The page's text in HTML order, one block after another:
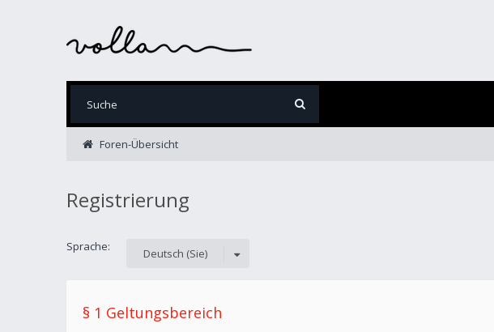
Foren-Übersicht
Registrierung
Sprache: Deutsch (Sie)
§ 1 Geltungsbereich